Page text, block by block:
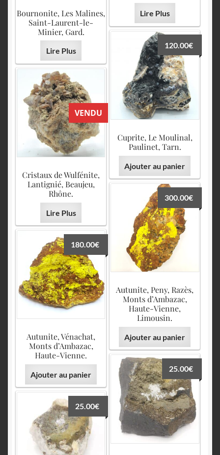
Lire Plus
Bournonite, Les Malines,
Saint-Laurent-le-
Minier, Gard.
Lire Plus
Cuprite, Le Moulinal,
Paulinet, Tarn.
120.00€
Ajouter au panier
VENDU
Cristaux de Wulfénite,
Lantignié, Beaujeu,
Rhône.
Lire Plus
Autunite, Peny, Razès,
Monts d’Ambazac,
Haute-Vienne,
Limousin.
300.00€
Ajouter au panier
Autunite, Vénachat,
Monts d’Ambazac,
Haute-Vienne.
180.00€
Ajouter au panier
25.00€
25.00€